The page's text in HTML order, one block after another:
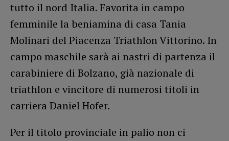
tutto il nord Italia. Favorita in campo
femminile la beniamina di casa Tania
Molinari del Piacenza Triathlon Vittorino. In
campo maschile sarà ai nastri di partenza il
carabiniere di Bolzano, già nazionale di
triathlon e vincitore di numerosi titoli in
carriera Daniel Hofer.
Per il titolo provinciale in palio non ci